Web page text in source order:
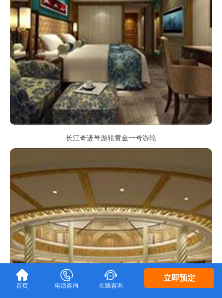
长江奇迹号游轮黄金一号游轮

首页

电话咨询

在线咨询
立即预定